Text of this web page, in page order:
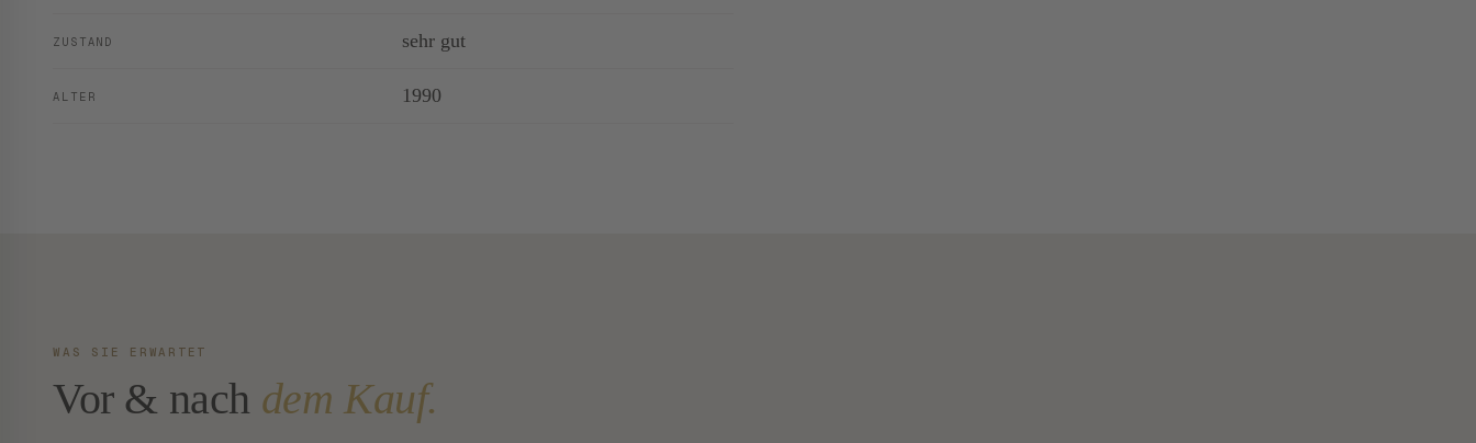
ZUSTAND sehr gut
ALTER 1990
WAS SIE ERWARTET
Vor & nach dem Kauf.